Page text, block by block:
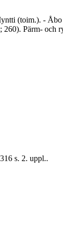
(toim.). -
Pärm- och
s. 2. uppl..